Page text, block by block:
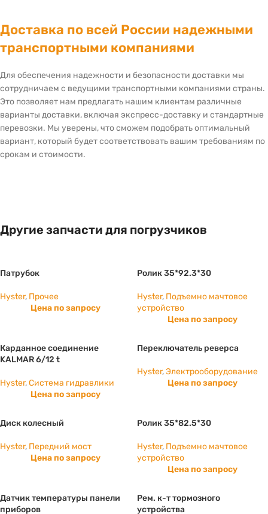
Доставка по всей России надежными
транспортными компаниями
Для обеспечения надежности и безопасности доставки мы
сотрудничаем с ведущими транспортными компаниями страны.
Это позволяет нам предлагать нашим клиентам различные
варианты доставки, включая экспресс-доставку и стандартные
перевозки. Мы уверены, что сможем подобрать оптимальный
вариант, который будет соответствовать вашим требованиям по
срокам и стоимости.
Другие запчасти для погрузчиков
Патрубок
Hyster, Прочее
Цена по запросу
Ролик 35*92.3*30
Hyster, Подъемно мачтовое
устройство
Цена по запросу
Карданное соединение
KALMAR 6/12 t
Hyster,Система гидравлики
Цена по запросу
Переключатель реверса
Hyster,Электрооборудование
Цена по запросу
Диск колесный
Hyster, Передний мост
Цена по запросу
Ролик 35*82.5*30
Hyster, Подъемно мачтовое
устройство
Цена по запросу
Датчик температуры панели
приборов
Рем. к-т тормозного
устройства